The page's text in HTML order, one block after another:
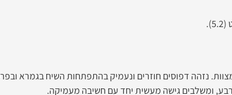
נזהה דפוסים חוזרים ונעמיק בהתפתחות השיח בגמרא
ומשלבים גישה מעשית יחד עם חשיבה מעמיקה.